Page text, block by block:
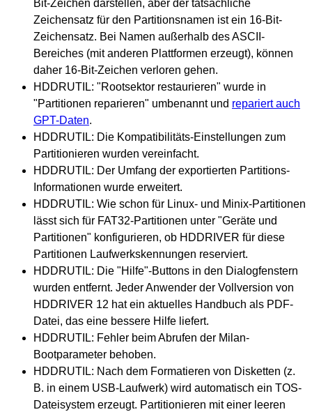
Bit-Zeichen darstellen, aber der tatsächliche
Zeichensatz für den Partitionsnamen ist ein 16-Bit-
Zeichensatz. Bei Namen außerhalb des ASCII-
Bereiches (mit anderen Plattformen erzeugt), können
daher 16-Bit-Zeichen verloren gehen.
HDDRUTIL: "Rootsektor restaurieren" wurde in
"Partitionen reparieren" umbenannt und repariert auch
GPT-Daten.
HDDRUTIL: Die Kompatibilitäts-Einstellungen zum
Partitionieren wurden vereinfacht.
HDDRUTIL: Der Umfang der exportierten Partitions-
Informationen wurde erweitert.
HDDRUTIL: Wie schon für Linux- und Minix-Partitionen
lässt sich für FAT32-Partitionen unter "Geräte und
Partitionen" konfigurieren, ob HDDRIVER für diese
Partitionen Laufwerkskennungen reserviert.
HDDRUTIL: Die "Hilfe"-Buttons in den Dialogfenstern
wurden entfernt. Jeder Anwender der Vollversion von
HDDRIVER 12 hat ein aktuelles Handbuch als PDF-
Datei, das eine bessere Hilfe liefert.
HDDRUTIL: Fehler beim Abrufen der Milan-
Bootparameter behoben.
HDDRUTIL: Nach dem Formatieren von Disketten (z.
B. in einem USB-Laufwerk) wird automatisch ein TOS-
Dateisystem erzeugt. Partitionieren mit einer leeren